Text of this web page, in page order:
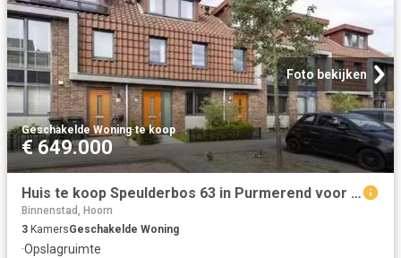
Foto bekijken
Geschakelde Woning·te koop
€ 649.000
Huis te koop Speulderbos 63 in Purmerend voor € 649.000
Binnenstad, Hoorn
3 KamersGeschakelde Woning
·Opslagruimte